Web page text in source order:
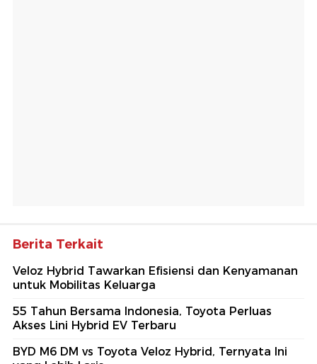
Berita Terkait
Veloz Hybrid Tawarkan Efisiensi dan Kenyamanan
untuk Mobilitas Keluarga
55 Tahun Bersama Indonesia, Toyota Perluas
Akses Lini Hybrid EV Terbaru
BYD M6 DM vs Toyota Veloz Hybrid, Ternyata Ini